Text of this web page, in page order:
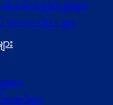
န်ထမ်းအဖွဲ့အစည်းများ
URLs များ
း
ပေး
အုပ်များ